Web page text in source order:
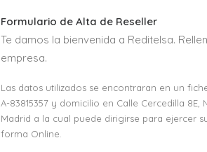
Formulario de Alta de Reseller
Te damos la bienvenida a Reditelsa.
empresa.
Las datos utilizados se encontraran en un
A-83815357 y domicilio en Calle Cercedilla
Madrid a la cual puede dirigirse para ejercer
forma Online.